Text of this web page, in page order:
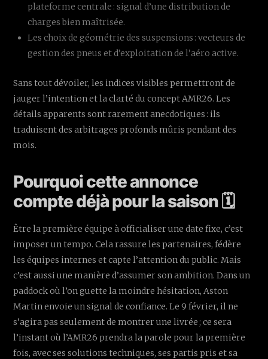
plateforme centrale : signal d’une distribution de
charges bien maîtrisée.
Les choix de géométrie des suspensions : vecteurs de
gestion des pneus et d’exploitation de l’aéro active.
Sans tout dévoiler, les indices visibles permettront de
jauger l’intention et la clarté du concept AMR26. Les
détails apparents sont rarement anecdotiques : ils
traduisent des arbitrages profonds mûris pendant des
mois.
Pourquoi cette annonce
compte déjà pour la saison 🗓️
Être la première équipe à officialiser une date fixe, c’est
imposer un tempo. Cela rassure les partenaires, fédère
les équipes internes et capte l’attention du public. Mais
c’est aussi une manière d’assumer son ambition. Dans un
paddock où l’on guette la moindre hésitation, Aston
Martin envoie un signal de confiance. Le 9 février, il ne
s’agira pas seulement de montrer une livrée ; ce sera
l’instant où l’AMR26 prendra la parole pour la première
fois, avec ses solutions techniques, ses partis pris et sa